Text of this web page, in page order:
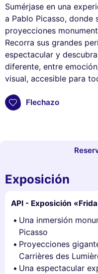
Sumérjase en una
a Pablo Picasso, donde
proyecciones
Recorra sus grandes
espectacular y
diferente, entre
visual, accesible para
Flechazo
Exposición
API - Exposición
Una inmersión
Picasso
Proyecciones
Carrières des
Una espectacular